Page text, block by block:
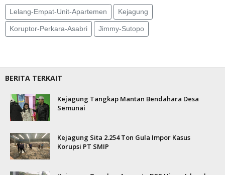
Lelang-Empat-Unit-Apartemen Kejagung
Koruptor-Perkara-Asabri Jimmy-Sutopo
BERITA TERKAIT
Kejagung Tangkap Mantan Bendahara Desa
Semunai
Kejagung Sita 2.254 Ton Gula Impor Kasus
Korupsi PT SMIP